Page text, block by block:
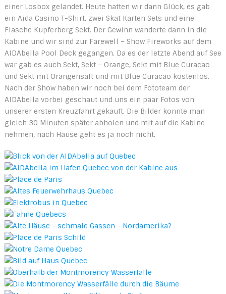
einer Losbox gelandet. Heute hatten wir dann Glück, es gab
ein Aida Casino T-Shirt, zwei Skat Karten Sets und eine
Flasche Kupferberg Sekt. Der Gewinn wanderte dann in die
Kabine und wir sind zur Farewell – Show Fireworks auf dem
AIDAbella Pool Deck gegangen. Da es der letzte Abend auf See
war gab es auch Sekt, Sekt – Orange, Sekt mit Blue Curacao
und Sekt mit Orangensaft und mit Blue Curacao kostenlos.
Nach der Show haben wir noch bei dem Fototeam der
AIDAbella vorbei geschaut und uns ein paar Fotos von
unserer ersten Kreuzfahrt gekauft. Die Bilder konnte man
gleich 30 Minuten später abholen und mit auf die Kabine
nehmen, nach Hause geht es ja noch nicht.